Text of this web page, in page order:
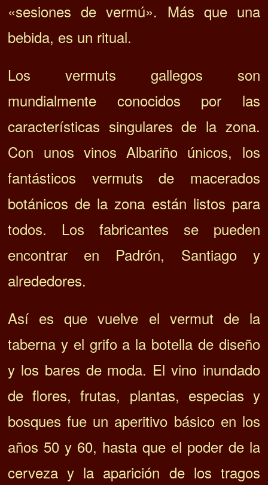
«sesiones de vermú». Más que una
bebida, es un ritual.
Los vermuts gallegos son
mundialmente conocidos por las
características singulares de la zona.
Con unos vinos Albariño únicos, los
fantásticos vermuts de macerados
botánicos de la zona están listos para
todos. Los fabricantes se pueden
encontrar en Padrón, Santiago y
alrededores.
Así es que vuelve el vermut de la
taberna y el grifo a la botella de diseño
y los bares de moda. El vino inundado
de flores, frutas, plantas, especias y
bosques fue un aperitivo básico en los
años 50 y 60, hasta que el poder de la
cerveza y la aparición de los tragos